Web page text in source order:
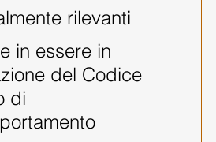
rilevanti
in essere in
del Codice
di